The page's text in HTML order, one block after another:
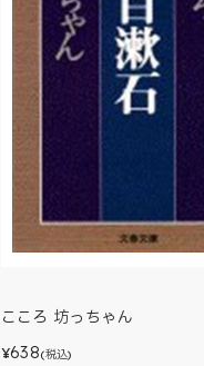
こころ 坊っちゃん
¥638(税込)